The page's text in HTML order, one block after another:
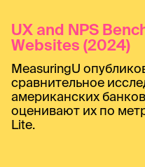
UX and NPS
Websites (2024)
MeasuringU
сравнительное
американских
оценивают их по
Lite.